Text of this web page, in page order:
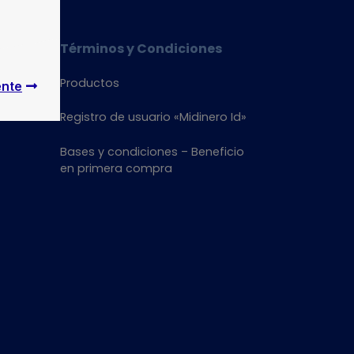
Cerrar
Términos y Condiciones
Productos
Registro de usuario «Midinero Id»
Bases y condiciones – Beneficio
en primera compra